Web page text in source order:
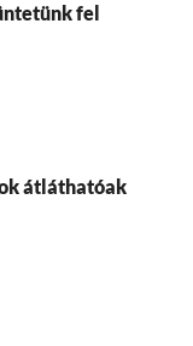
fel
átláthatóak